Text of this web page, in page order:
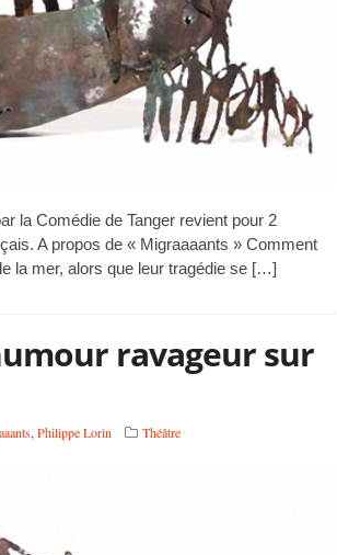
la Comédie de Tanger revient pour 2
A propos de « Migraaaants » Comment
la mer, alors que leur tragédie se […]
ravageur sur
,Philippe Lorin Théâtre